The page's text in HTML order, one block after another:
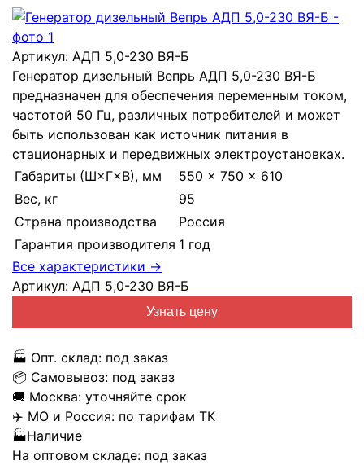
Артикул: АДП 5,0-230 ВЯ-Б
Генератор дизельный Вепрь АДП 5,0-230 ВЯ-Б
предназначен для обеспечения переменным током,
частотой 50 Гц, различных потребителей и может
быть использован как источник питания в
стационарных и передвижных электроустановках.
Габариты (Ш×Г×В), мм
550 × 750 × 610
Вес, кг
95
Страна производства
Россия
Гарантия производителя 1 год
Все характеристики →
Артикул: АДП 5,0-230 ВЯ-Б
Узнать цену
🏭 Опт. склад: под заказ
📦 Самовывоз: под заказ
🚚 Москва: уточняйте срок
✈️ МО и Россия: по тарифам ТК
🏭Наличие
На оптовом складе: под заказ